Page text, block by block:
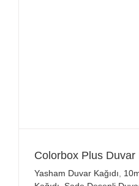
Colorbox Plus Duvar
Yasham Duvar Kağıdı